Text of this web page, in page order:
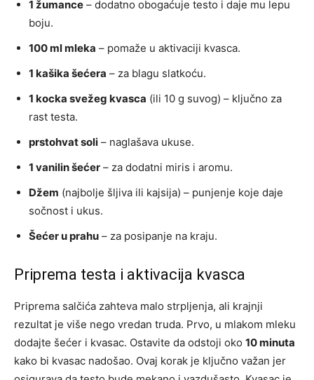
1 žumance – dodatno obogaćuje testo i daje mu lepu
boju.
100 ml mleka – pomaže u aktivaciji kvasca.
1 kašika šećera – za blagu slatkoću.
1 kocka svežeg kvasca (ili 10 g suvog) – ključno za
rast testa.
prstohvat soli – naglašava ukuse.
1 vanilin šećer – za dodatni miris i aromu.
Džem (najbolje šljiva ili kajsija) – punjenje koje daje
sočnost i ukus.
Šećer u prahu – za posipanje na kraju.
Priprema testa i aktivacija kvasca
Priprema salčića zahteva malo strpljenja, ali krajnji
rezultat je više nego vredan truda. Prvo, u mlakom mleku
dodajte šećer i kvasac. Ostavite da odstoji oko 10 minuta
kako bi kvasac nadošao. Ovaj korak je ključno važan jer